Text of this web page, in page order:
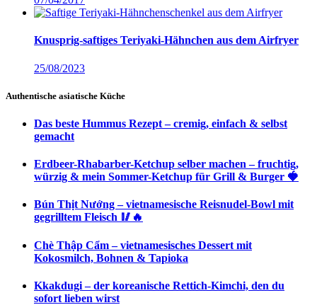
Knusprig-saftiges Teriyaki-Hähnchen aus dem Airfryer
25/08/2023
Authentische asiatische Küche
Das beste Hummus Rezept – cremig, einfach & selbst
gemacht
Erdbeer-Rhabarber-Ketchup selber machen – fruchtig,
würzig & mein Sommer-Ketchup für Grill & Burger 🍓
Bún Thịt Nướng – vietnamesische Reisnudel-Bowl mit
gegrilltem Fleisch 🥢🔥
Chè Thập Cẩm – vietnamesisches Dessert mit
Kokosmilch, Bohnen & Tapioka
Kkakdugi – der koreanische Rettich-Kimchi, den du
sofort lieben wirst